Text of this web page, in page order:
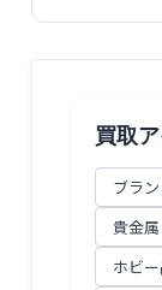
買取
ブラ
貴金
ホビ